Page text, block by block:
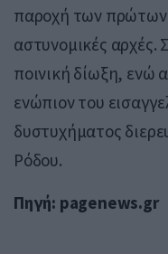
παροχή των πρώτων
αστυνομικές αρχές.
ποινική δίωξη, ενώ
ενώπιον του
δυστυχήματος
Ρόδου.
Πηγή: pagenews.gr